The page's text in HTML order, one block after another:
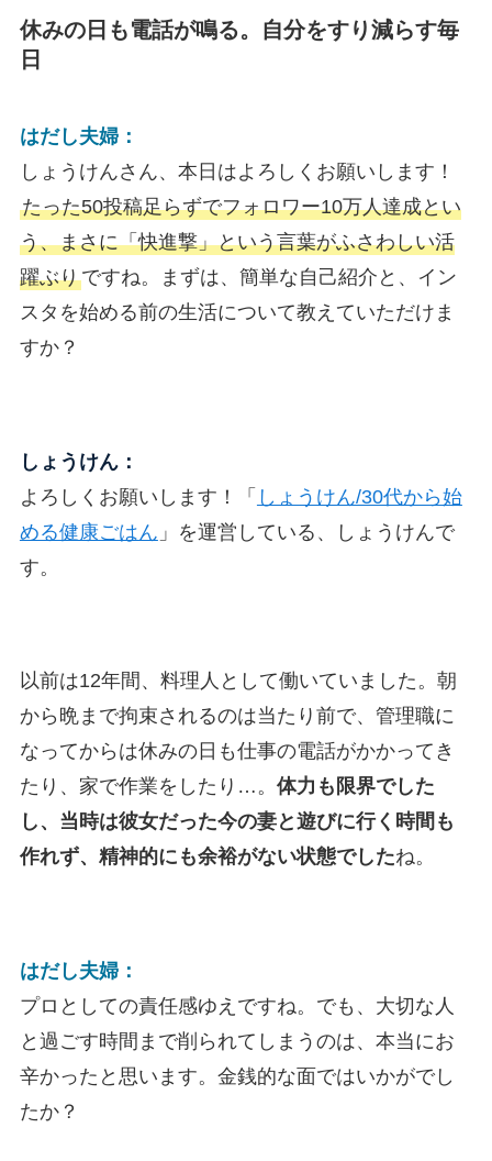
休みの日も電話が鳴る。自分をすり減らす毎
日
はだし夫婦：
しょうけんさん、本日はよろしくお願いします！
たった50投稿足らずでフォロワー10万人達成とい
う、まさに「快進撃」という言葉がふさわしい活
躍ぶりですね。まずは、簡単な自己紹介と、イン
スタを始める前の生活について教えていただけま
すか？
しょうけん：
よろしくお願いします！「 しょうけん/30代から始
める健康ごはん 」を運営している、しょうけんで
す。
以前は12年間、料理人として働いていました。朝
から晩まで拘束されるのは当たり前で、管理職に
なってからは休みの日も仕事の電話がかかってき
たり、家で作業をしたり…。 体力も限界でした
し、当時は彼女だった今の妻と遊びに行く時間も
作れず、精神的にも余裕がない状態でしたね。
はだし夫婦：
プロとしての責任感ゆえですね。でも、大切な人
と過ごす時間まで削られてしまうのは、本当にお
辛かったと思います。金銭的な面ではいかがでし
たか？